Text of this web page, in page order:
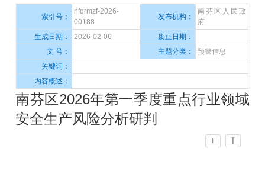
索引号：
nfqrmzf-2026-
00188
发布机构：
南芬区人民政
府
生成日期：
2026-02-06
废止日期：
文 号：
主题分类：
预警信息
关键词：
内容概述：
南芬区2026年第一季度重点行业领域
安全生产风险分析研判
T T